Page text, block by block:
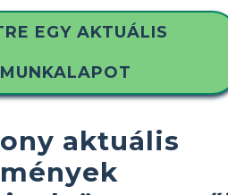
EGY AKTUÁLIS
aktuális